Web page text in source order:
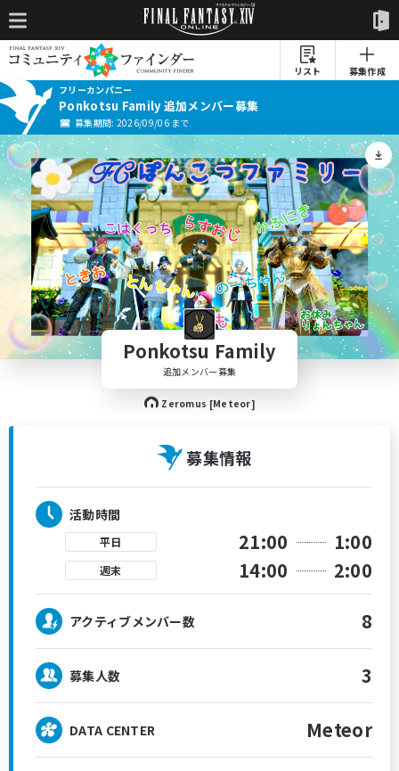
リスト
募集作成
フリーカンパニー
Ponkotsu Family 追加メンバー募集
募集期間: 2026/09/06 まで
Ponkotsu Family
追加メンバー募集
Zeromus [Meteor]
募集情報
活動時間
平日 21:00 1:00
週末 14:00 2:00
アクティブメンバー数 8
募集人数 3
DATA CENTER Meteor